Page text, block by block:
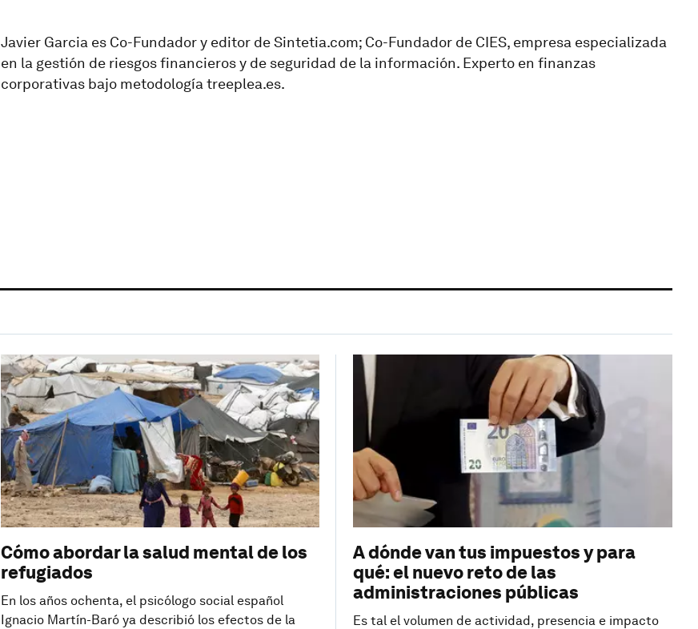
Javier Garcia es Co-Fundador y editor de Sintetia.com; Co-Fundador de CIES, empresa especializada
en la gestión de riesgos financieros y de seguridad de la información. Experto en finanzas
corporativas bajo metodología treeplea.es.
Cómo abordar la salud mental de los
refugiados
En los años ochenta, el psicólogo social español
Ignacio Martín-Baró ya describió los efectos de la
A dónde van tus impuestos y para
qué: el nuevo reto de las
administraciones públicas
Es tal el volumen de actividad, presencia e impacto